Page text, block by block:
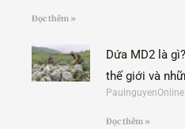
Đọc thêm »
Dứa MD2 là
thế giới và
PaulnguyenOnline
Đọc thêm »